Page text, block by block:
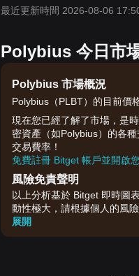
最近更新時間 2026-08-06
Polybius 今日市
Polybius 市場概況
Polybius（PLBT）的目前價
現在您已經了解了市場，是
密資產（如Polybius）的各
交易費率！
免費註冊 Bitget 帳戶並開啟
風險免責聲明
以上分析基於 Bitget 即時圖
動性極大，請根據個人的風
展開